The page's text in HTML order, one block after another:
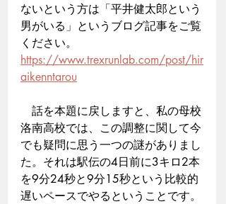
ないという方は「平井健太郎という
男がいる」というブログ記事をご覧
ください。
https://www.trexrunlab.com/post/hir
aikenntarou
話を本題に戻しますと、私の母校
洛南高校では、この調整に関して今
でも疑問に思う一つの謎がありまし
た。それは駅伝の4日前に3キロ2本
を9分24秒と9分15秒という比較的
遅いペースでやるということです。